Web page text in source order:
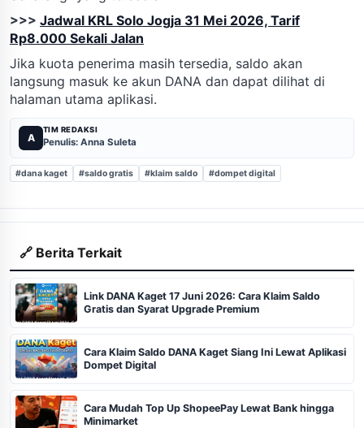
>>> Jadwal KRL Solo Jogja 31 Mei 2026, Tarif
Rp8.000 Sekali Jalan
Jika kuota penerima masih tersedia, saldo akan
langsung masuk ke akun DANA dan dapat dilihat di
halaman utama aplikasi.
A
TIM REDAKSI
Penulis: Anna Suleta
#dana kaget #saldo gratis #klaim saldo #dompet digital
🔗 Berita Terkait
Link DANA Kaget 17 Juni 2026: Cara Klaim Saldo
Gratis dan Syarat Upgrade Premium
Cara Klaim Saldo DANA Kaget Siang Ini Lewat Aplikasi
Dompet Digital
Cara Mudah Top Up ShopeePay Lewat Bank hingga
Minimarket